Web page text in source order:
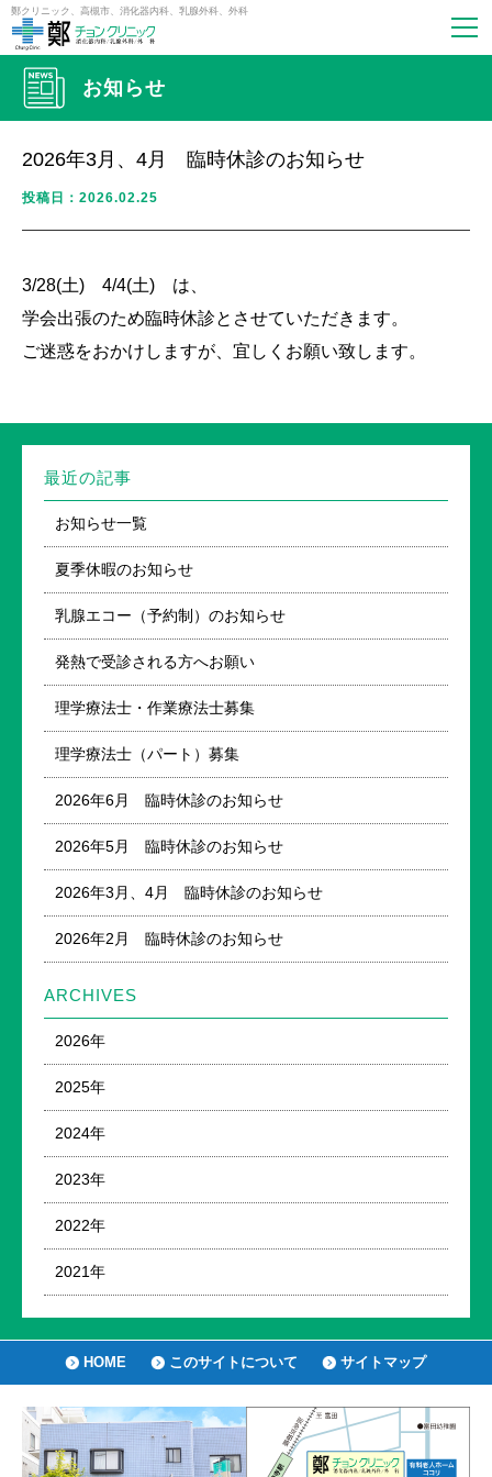
鄭クリニック、高槻市、消化器内科、乳腺外科、外科
お知らせ
2026年3月、4月 臨時休診のお知らせ
投稿日：2026.02.25
3/28(土) 4/4(土) は、
学会出張のため臨時休診とさせていただきます。
ご迷惑をおかけしますが、宜しくお願い致します。
最近の記事
お知らせ一覧
夏季休暇のお知らせ
乳腺エコー（予約制）のお知らせ
発熱で受診される方へお願い
理学療法士・作業療法士募集
理学療法士（パート）募集
2026年6月 臨時休診のお知らせ
2026年5月 臨時休診のお知らせ
2026年3月、4月 臨時休診のお知らせ
2026年2月 臨時休診のお知らせ
ARCHIVES
2026年
2025年
2024年
2023年
2022年
2021年
HOME このサイトについて サイトマップ